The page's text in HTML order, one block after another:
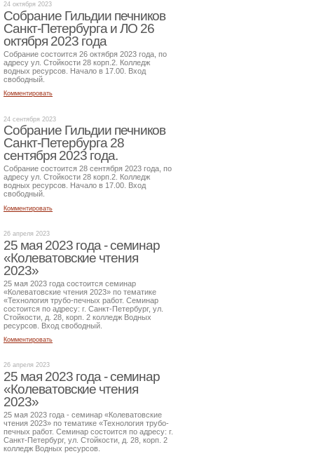
24 октября 2023
Собрание Гильдии печников
Санкт-Петербурга и ЛО 26
октября 2023 года
Собрание состоится 26 октября 2023 года, по
адресу ул. Стойкости 28 корп.2. Колледж
водных ресурсов. Начало в 17.00. Вход
свободный.
Комментировать
24 сентября 2023
Собрание Гильдии печников
Санкт-Петербурга 28
сентября 2023 года.
Собрание состоится 28 сентября 2023 года, по
адресу ул. Стойкости 28 корп.2. Колледж
водных ресурсов. Начало в 17.00. Вход
свободный.
Комментировать
26 апреля 2023
25 мая 2023 года - семинар
«Колеватовские чтения
2023»
25 мая 2023 года состоится семинар
«Колеватовские чтения 2023» по тематике
«Технология трубо-печных работ. Семинар
состоится по адресу: г. Санкт-Петербург, ул.
Стойкости, д. 28, корп. 2 колледж Водных
ресурсов. Вход свободный.
Комментировать
26 апреля 2023
25 мая 2023 года - семинар
«Колеватовские чтения
2023»
25 мая 2023 года - семинар «Колеватовские
чтения 2023» по тематике «Технология трубо-
печных работ. Семинар состоится по адресу: г.
Санкт-Петербург, ул. Стойкости, д. 28, корп. 2
колледж Водных ресурсов.